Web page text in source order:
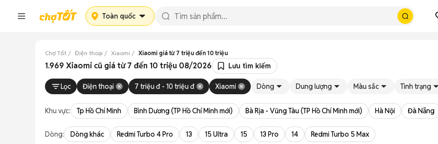
Toàn quốc
Chợ Tốt Điện thoại Xiaomi Xiaomi giá từ 7 triệu đến 10 triệu
1.969 Xiaomi cũ giá từ 7 đến 10 triệu 08/2026 Lưu tìm kiếm
Lọc Điện thoại 7 triệu đ - 10 triệu đ Xiaomi Dòng Dung lượng Màu sắc Tình trạng
Khu vực: Tp Hồ Chí Minh Bình Dương (TP Hồ Chí Minh mới) Bà Rịa - Vũng Tàu (TP Hồ Chí Minh mới) Hà Nội Đà Nẵng
Dòng: Dòng khác Redmi Turbo 4 Pro 13 15 Ultra 15 13 Pro 14 Redmi Turbo 5 Max